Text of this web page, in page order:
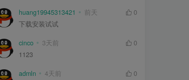
huang19945313421 前天
0
下载安装试试
cinco 3天前
0
1123
admln 4天前
0